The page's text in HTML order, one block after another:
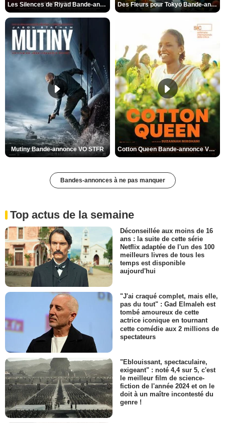
Les Silences de Riyad Bande-annonce VO STFR Des Fleurs pour Tokyo Bande-annonce VO STFR
Mutiny Bande-annonce VO STFR Cotton Queen Bande-annonce VO STFR
Bandes-annonces à ne pas manquer
Top actus de la semaine
Déconseillée aux moins de 16
ans : la suite de cette série
Netflix adaptée de l'un des 100
meilleurs livres de tous les
temps est disponible
aujourd'hui
"J'ai craqué complet, mais elle,
pas du tout" : Gad Elmaleh est
tombé amoureux de cette
actrice iconique en tournant
cette comédie aux 2 millions de
spectateurs
"Eblouissant, spectaculaire,
exigeant" : noté 4,4 sur 5, c'est
le meilleur film de science-
fiction de l'année 2024 et on le
doit à un maître incontesté du
genre !